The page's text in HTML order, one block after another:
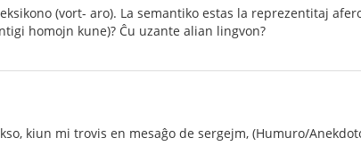
(vort- aro). La semantiko estas la reprezentitaj
homojn kune)? Ĉu uzante alian lingvon?
kiun mi trovis en mesaĝo de sergejm, (Humuro/